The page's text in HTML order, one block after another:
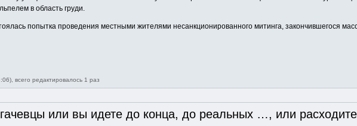
в область груди.
попытка проведения местными жителями несанкционированного митинга, закончившегося
всего редактировалось 1 раз
или вы идете до конца, до реальных …, или